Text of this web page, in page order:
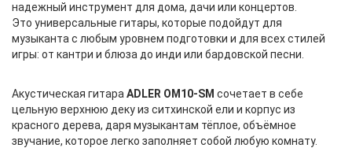
надежный инструмент для дома, дачи или концертов.
Это универсальные гитары, которые подойдут для
музыканта с любым уровнем подготовки и для всех стилей
игры: от кантри и блюза до инди или бардовской песни.
Акустическая гитара ADLER OM10-SM сочетает в себе
цельную верхнюю деку из ситхинской ели и корпус из
красного дерева, даря музыкантам тёплое, объёмное
звучание, которое легко заполняет собой любую комнату.